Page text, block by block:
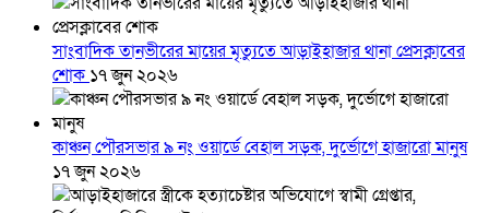
সাংবাদিক তানভীরের মায়ের মৃত্যুতে আড়াইহাজার থানা প্রেসক্লাবের
শোক ১৭ জুন ২০২৬
কাঞ্চন পৌরসভার ৯ নং ওয়ার্ডে বেহাল সড়ক, দুর্ভোগে হাজারো মানুষ
১৭ জুন ২০২৬